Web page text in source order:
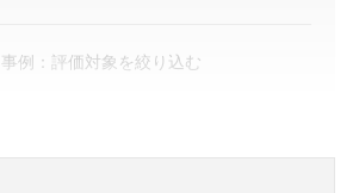
事例：評価対象を絞り込む